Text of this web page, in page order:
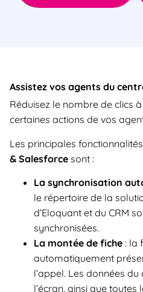
Assistez vos agents du
Réduisez le nombre de clics
certaines actions de vos
Les principales
& Salesforce sont :
La synchronisation
le répertoire de la
d’Eloquant et du CRM
synchronisées.
La montée de fiche : la
automatiquement
l’appel. Les données
l’écran, ainsi que